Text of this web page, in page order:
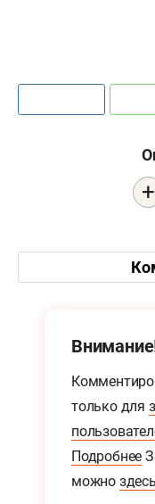
+
только для
Подробнее
можно